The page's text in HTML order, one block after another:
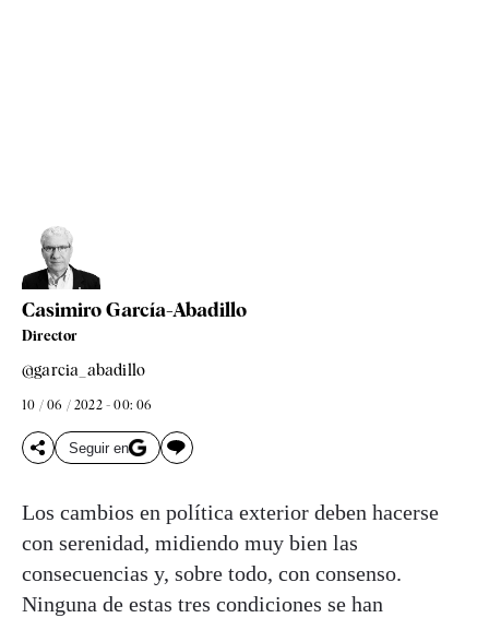
Casimiro García-Abadillo
Director
@garcia_abadillo
10 / 06 / 2022 - 00: 06
Seguir en
Los cambios en política exterior deben hacerse
con serenidad, midiendo muy bien las
consecuencias y, sobre todo, con consenso.
Ninguna de estas tres condiciones se han